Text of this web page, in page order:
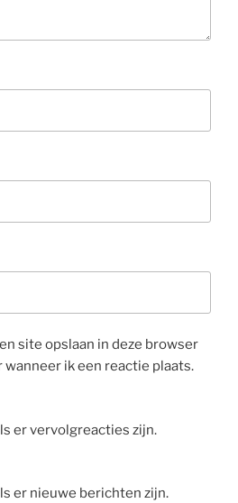
site opslaan in deze browser
ik een reactie plaats.
er vervolgreacties zijn.
er nieuwe berichten zijn.